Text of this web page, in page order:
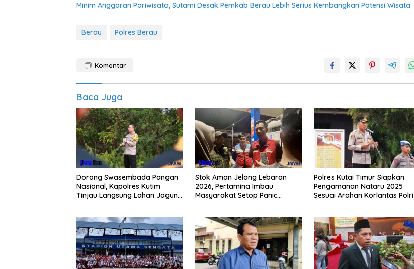
Minim Anggaran Pariwisata, Sutami Desak Pemkab Berau Lebih Serius Kembangkan Potensi Wisata
Berau Polres Berau
Komentar
Baca Juga
Dorong Swasembada Pangan
Nasional, Kapolres Kutim
Tinjau Langsung Lahan Jagung
Stok Aman Jelang Lebaran
2026, Pertamina Imbau
Masyarakat Setop Panic
Polres Kutai Timur Siapkan
Pengamanan Nataru 2025
Sesuai Arahan Korlantas Polri